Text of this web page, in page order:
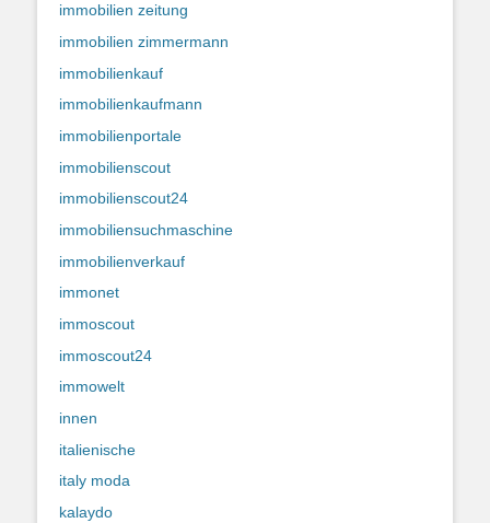
immobilien zeitung
immobilien zimmermann
immobilienkauf
immobilienkaufmann
immobilienportale
immobilienscout
immobilienscout24
immobiliensuchmaschine
immobilienverkauf
immonet
immoscout
immoscout24
immowelt
innen
italienische
italy moda
kalaydo